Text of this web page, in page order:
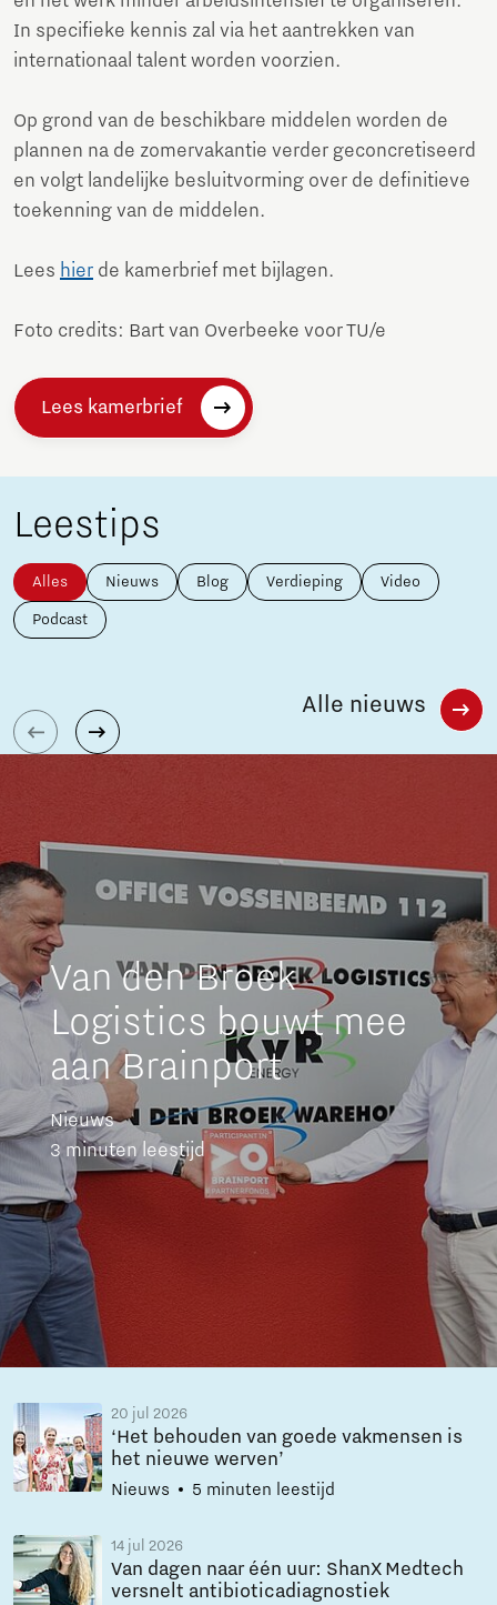
In specifieke kennis zal via het aantrekken van
internationaal talent worden voorzien.
Op grond van de beschikbare middelen worden de
plannen na de zomervakantie verder geconcretiseerd
en volgt landelijke besluitvorming over de definitieve
toekenning van de middelen.
Lees hier de kamerbrief met bijlagen.
Foto credits: Bart van Overbeeke voor TU/e
Lees kamerbrief
Leestips
Alles Nieuws Blog Verdieping Video
Podcast
Van den Broek
Logistics bouwt mee
aan Brainport
Nieuws
3 minuten leestijd
20 jul 2026
‘Het behouden van goede vakmensen is
het nieuwe werven’
Nieuws 5 minuten leestijd
14 jul 2026
Van dagen naar één uur: ShanX Medtech
versnelt antibioticadiagnostiek
Alle nieuws